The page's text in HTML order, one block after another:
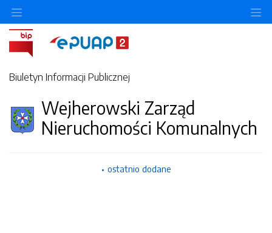
Biuletyn Informacji Publicznej
Wejherowski Zarząd
Nieruchomości Komunalnych
ostatnio dodane